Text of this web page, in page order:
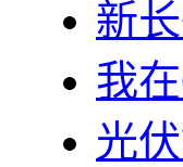
新
我
光